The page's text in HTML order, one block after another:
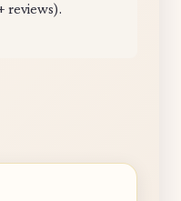
reviews).